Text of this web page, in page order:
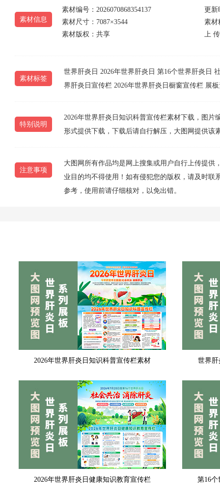
素材信息
素材编号：2026070868354137
更新
素材尺寸：7087×3544
素材
素材版权：共享
上
素材标签
世界肝炎日 2026年世界肝炎日 第16个世界肝炎日
界肝炎日宣传栏 2026年世界肝炎日橱窗宣传栏 展
特别说明
2026年世界肝炎日知识科普宣传栏素材下载，图片
形式提供下载，下载后请自行解压，大图网提供该
注意事项
大图网所有作品均是网上搜集或用户自行上传提
业目的均不得使用！如有侵犯您的版权，请及时联
参考，使用前请仔细核对，以免出错。
2026年世界肝炎日知识科普宣传栏素材 世界肝
2026年世界肝炎日健康知识教育宣传栏 第16